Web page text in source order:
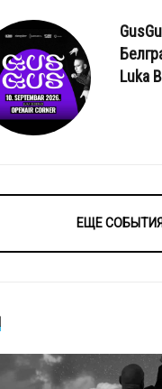
Luka
ЕЩЕ СОБЫТИЯ